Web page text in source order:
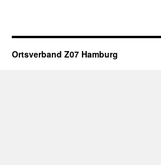
Ortsverband Z07 Hamburg